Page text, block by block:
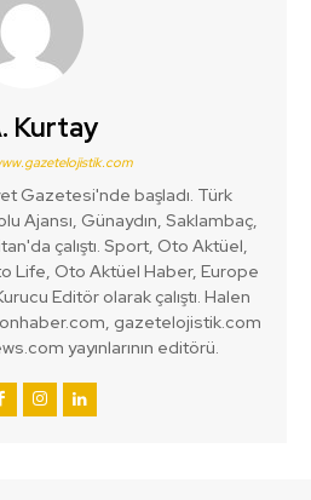
Kurtay
Gazetesi'nde başladı. Türk
Ajansı, Günaydın, Saklambaç,
çalıştı. Sport, Oto Aktüel,
Life, Oto Aktüel Haber, Europe
Editör olarak çalıştı. Halen
gazetelojistik.com
yayınlarının editörü.